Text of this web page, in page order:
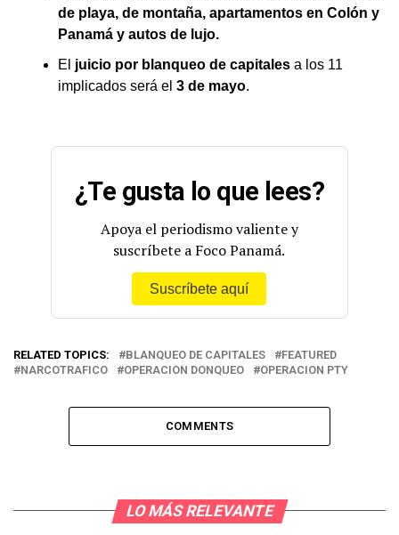
de playa, de montaña, apartamentos en Colón y
Panamá y autos de lujo.
El juicio por blanqueo de capitales a los 11
implicados será el 3 de mayo.
¿Te gusta lo que lees?
Apoya el periodismo valiente y
suscríbete a Foco Panamá.
Suscríbete aquí
RELATED TOPICS: BLANQUEO DE CAPITALES
FEATURED
NARCOTRAFICO
OPERACION DONQUEO OPERACION PTY
COMMENTS
LO MÁS RELEVANTE